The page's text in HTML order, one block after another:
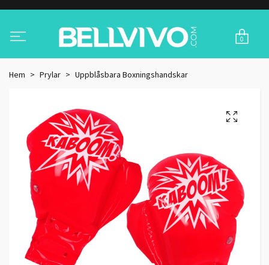
0
Hem Prylar Uppblåsbara Boxningshandskar